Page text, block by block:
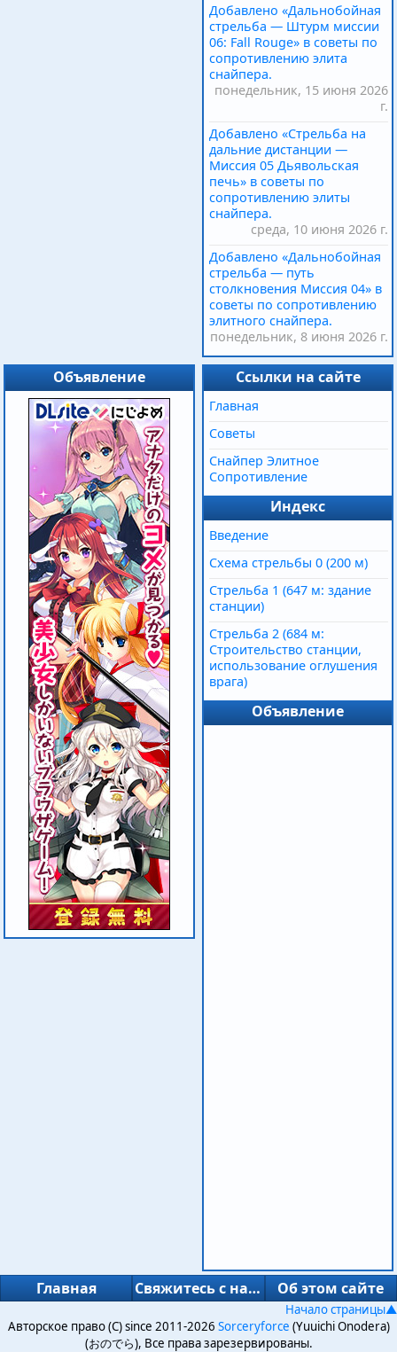
Добавлено «Дальнобойная
стрельба — Штурм миссии
06: Fall Rouge» в советы по
сопротивлению элита
снайпера.
понедельник, 15 июня 2026
г.
Добавлено «Стрельба на
дальние дистанции —
Миссия 05 Дьявольская
печь» в советы по
сопротивлению элиты
снайпера.
среда, 10 июня 2026 г.
Добавлено «Дальнобойная
стрельба — путь
столкновения Миссия 04» в
советы по сопротивлению
элитного снайпера.
понедельник, 8 июня 2026 г.
Объявление Ссылки на сайте
Главная
Советы
Снайпер Элитное
Сопротивление
Индекс
Введение
Схема стрельбы 0 (200 м)
Стрельба 1 (647 м: здание
станции)
Стрельба 2 (684 м:
Строительство станции,
использование оглушения
врага)
Объявление
Главная Свяжитесь с нами Об этом сайте
Начало страницы▲
Авторское право (C) since 2011-2026 Sorceryforce (Yuuichi Onodera)
(おのでら), Все права зарезервированы.